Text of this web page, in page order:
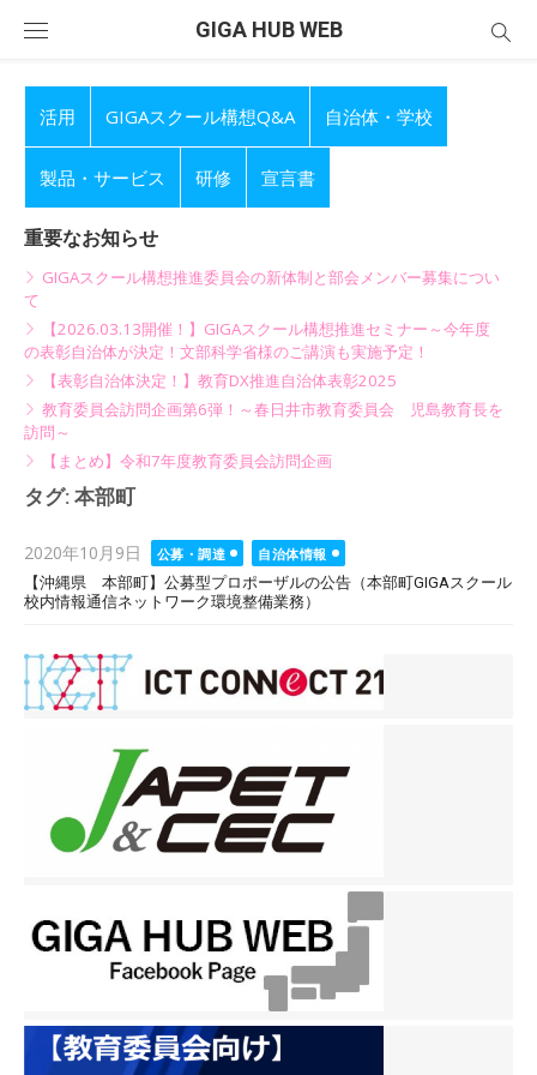
GIGA HUB WEB
活用 GIGAスクール構想Q&A 自治体・学校
製品・サービス 研修 宣言書
重要なお知らせ
GIGAスクール構想推進委員会の新体制と部会メンバー募集につい
て
【2026.03.13開催！】GIGAスクール構想推進セミナー～今年度
の表彰自治体が決定！文部科学省様のご講演も実施予定！
【表彰自治体決定！】教育DX推進自治体表彰2025
教育委員会訪問企画第6弾！～春日井市教育委員会 児島教育長を
訪問～
【まとめ】令和7年度教育委員会訪問企画
タグ: 本部町
Posted
on
2020年10月9日 公募・調達
自治体情報
【沖縄県 本部町】公募型プロポーザルの公告（本部町GIGAスクール
校内情報通信ネットワーク環境整備業務）